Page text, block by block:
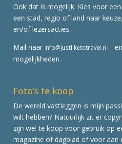
Ook dat is mogelijk. Kies voor
een stad, regio of land naar
en/of lezersacties.
Mail naar info@justliketotravel.nl
mogelijkheden.
Foto’s te koop
De wereld vastleggen is mijn
wilt hebben? Natuurlijk zit er
zijn wel te koop voor gebruik op
magazine of dagblad of voor aan